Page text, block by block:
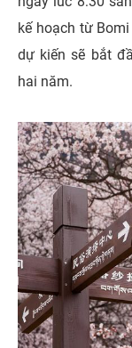
kế hoạch từ
dự kiến ​​sẽ bắt
hai năm.